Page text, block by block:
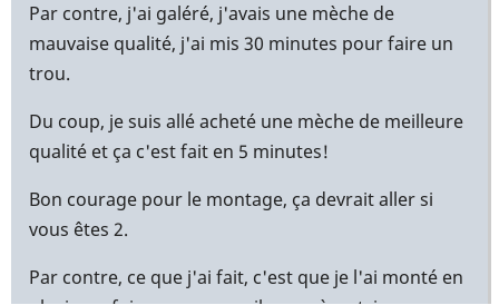
beaucoup
pour
l'info
par
(non
vérifié)
Par contre, j'ai galéré, j'avais une mèche de
mauvaise qualité, j'ai mis 30 minutes pour faire un
trou.
Du coup, je suis allé acheté une mèche de meilleure
qualité et ça c'est fait en 5 minutes!
Bon courage pour le montage, ça devrait aller si
vous êtes 2.
Par contre, ce que j'ai fait, c'est que je l'ai monté en